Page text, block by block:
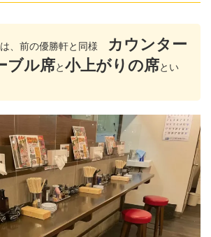
、前の優勝軒と同様
カウンター
ブル席と小上がりの席とい